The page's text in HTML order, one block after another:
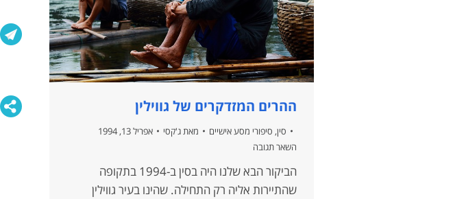
ההרים המזדקרים של גווילין
סין, סיפורי מסע אישיים מאתג'קסי
אפריל 13, 1994
השאר תגובה
הביקור הבא שלנו היה בסין ב-1994 בתקופה
שהתיירות אליה רק התחילה. שהינו בעיר גווילין